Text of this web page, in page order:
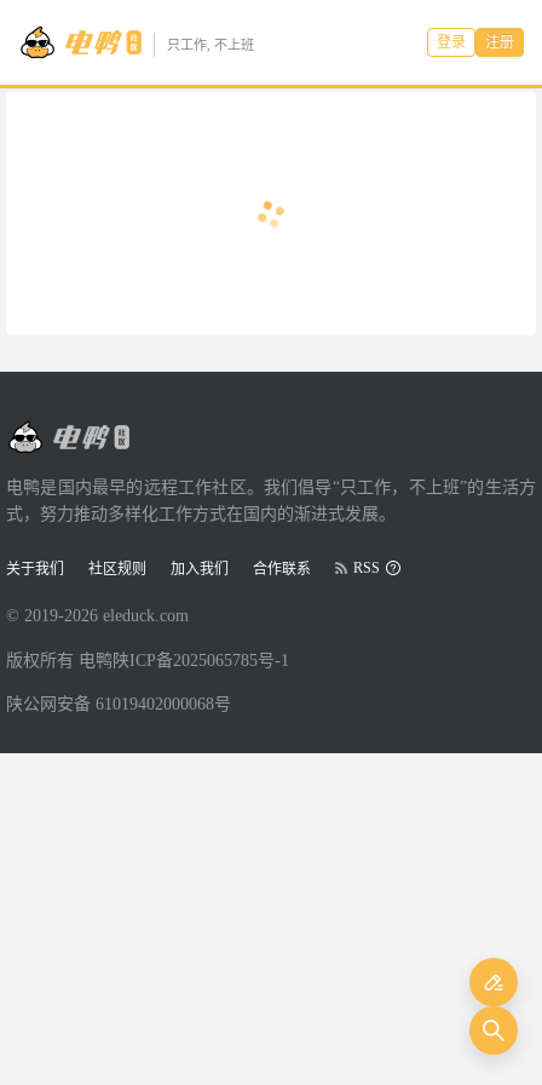
只工作, 不上班 登录 注册
电鸭是国内最早的远程工作社区。我们倡导“只工作，不上班”的生活方
式，努力推动多样化工作方式在国内的渐进式发展。
关于我们 社区规则 加入我们 合作联系 RSS
© 2019-2026 eleduck.com
版权所有 电鸭 陕ICP备2025065785号-1
陕公网安备 61019402000068号